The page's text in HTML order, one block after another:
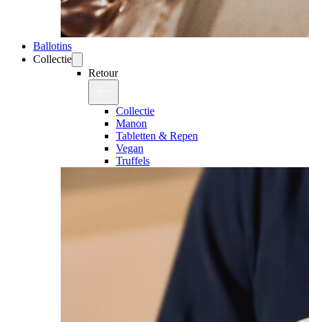
Ballotins
Collectie
Retour
Collectie
Manon
Tabletten & Repen
Vegan
Truffels